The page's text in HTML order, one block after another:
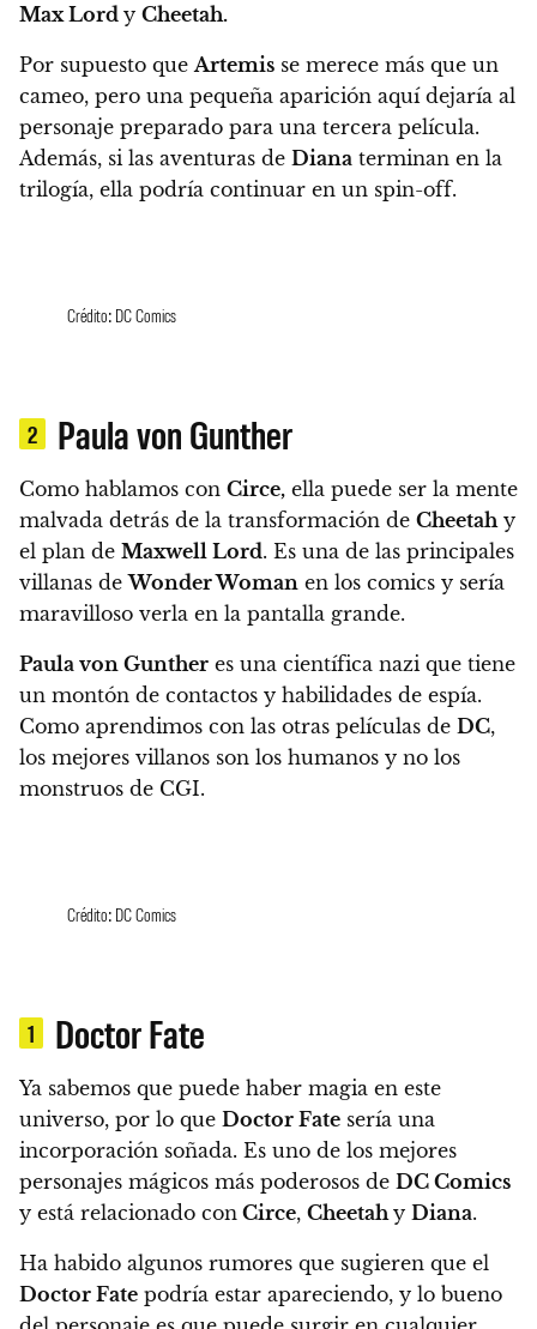
Max Lord y Cheetah.
Por supuesto que Artemis se merece más que un
cameo, pero una pequeña aparición aquí dejaría al
personaje preparado para una tercera película.
Además, si las aventuras de Diana terminan en la
trilogía, ella podría continuar en un spin-off.
Crédito: DC Comics
2 Paula von Gunther
Como hablamos con Circe, ella puede ser la mente
malvada detrás de la transformación de Cheetah y
el plan de Maxwell Lord. Es una de las principales
villanas deWonder Woman en los comics y sería
maravilloso verla en la pantalla grande.
Paula von Gunther es una científica nazi que tiene
un montón de contactos y habilidades de espía.
Como aprendimos con las otras películas de DC,
los mejores villanos son los humanos y no los
monstruos de CGI.
Crédito: DC Comics
1 Doctor Fate
Ya sabemos que puede haber magia en este
universo, por lo que Doctor Fate sería una
incorporación soñada. Es uno de los mejores
personajes mágicos más poderosos de DC Comics
y está relacionado con Circe, Cheetah y Diana.
Ha habido algunos rumores que sugieren que el
Doctor Fate podría estar apareciendo, y lo bueno